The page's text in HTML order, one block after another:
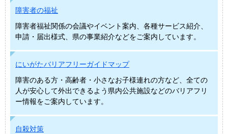
障害者の福祉
障害者福祉関係の会議やイベント案内、各種サービス紹介、
申請・届出様式、県の事業紹介などをご案内しています。
にいがたバリアフリーガイドマップ
障害のある方・高齢者・小さなお子様連れの方など、全ての
人が安心して外出できるよう県内公共施設などのバリアフリ
ー情報をご案内しています。
自殺対策